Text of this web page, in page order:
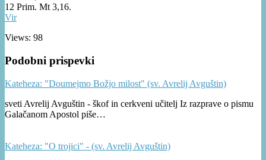
12 Prim. Mt 3,16.
Vir
Views: 98
Podobni prispevki
Kateheza: "Doumejmo Božjo milost" (sv. Avrelij Avguštin)
sveti Avrelij Avguštin - škof in cerkveni učitelj Iz razprave o pismu
Galačanom Apostol piše…
Kateheza: "O trojici" - (sv. Avrelij Avguštin)